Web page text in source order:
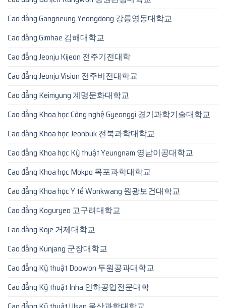
Cao đẳng Gangneung Yeongdong 강릉영동대학교
Cao đẳng Gimhae 김해대학교
Cao đẳng Jeonju Kijeon 전주기전대학
Cao đẳng Jeonju Vision 전주비전대학교
Cao đẳng Keimyung 계명문화대학교
Cao đẳng Khoa học Công nghệ Gyeonggi 경기과학기술대학교
Cao đẳng Khoa học Jeonbuk 전북과학대학교
Cao đẳng Khoa học Kỹ thuật Yeungnam 영남이공대학교
Cao đẳng Khoa học Mokpo 목포과학대학교
Cao đẳng Khoa học Y tế Wonkwang 원광보건대학교
Cao đẳng Koguryeo 고구려대학교
Cao đẳng Koje 거제대학교
Cao đẳng Kunjang 군장대학교
Cao đẳng Kỹ thuật Doowon 두원공과대학교
Cao đẳng Kỹ thuật Inha 인하공업전문대학